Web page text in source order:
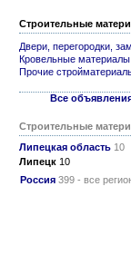
Строительные
Двери, перегородки,
Кровельные материалы
Прочие
Все
Строительные
Липецкая область 10
Липецк 10
Россия 399 - все